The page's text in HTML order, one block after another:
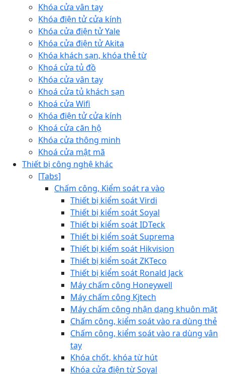
Khóa cửa vân tay
Khóa điện tử cửa kính
Khóa cửa điện tử Yale
Khóa cửa điện tử Akita
Khóa khách sạn, khóa thẻ từ
Khoá cửa tủ đồ
Khóa cửa vân tay
Khoá cửa tủ khách sạn
Khoá cửa Wifi
Khóa điện tử cửa kính
Khoá cửa căn hộ
Khóa cửa thông minh
Khoá cửa mật mã
Thiết bị công nghệ khác
[Tabs]
Chấm công, Kiểm soát ra vào
Thiết bị kiểm soát Virdi
Thiết bị kiểm soát Soyal
Thiết bị kiểm soát IDTeck
Thiết bị kiểm soát Suprema
Thiết bị kiểm soát Hikvision
Thiết bị kiểm soát ZKTeco
Thiết bị kiểm soát Ronald Jack
Máy chấm công Honeywell
Máy chấm công Kjtech
Máy chấm công nhận dạng khuôn mặt
Chấm công, kiểm soát vào ra dùng thẻ
Chấm công, kiểm soát vào ra dùng vân
tay
Khóa chốt, khóa từ hút
Khóa cửa điện từ Soyal